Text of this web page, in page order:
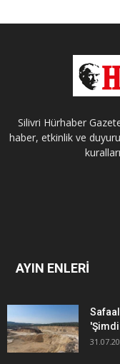
Silivri Hürhaber
haber, etkinlik ve
AYIN ENLERİ